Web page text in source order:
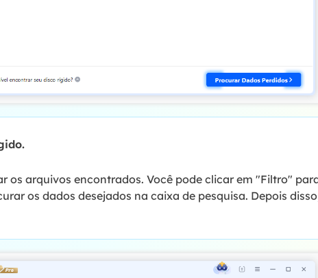
os arquivos encontrados. Você pode clicar em "Filtro"
os dados desejados na caixa de pesquisa. Depois